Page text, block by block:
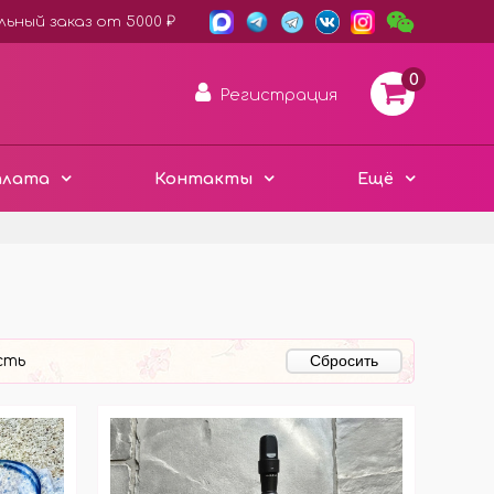
заказ от 5000 ₽
Регистрация
0
Контакты Ещё
ПЛАСТИК ХАМЕЛЕОН
МЕТАЛЛИЧЕСКИЕ
МИНИ ИЗДЕЛИЯ
Сбросить